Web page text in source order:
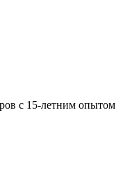
с 15-летним опытом